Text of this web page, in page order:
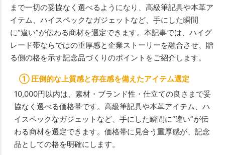
まで一切の妥協なく選べるようになり、高級筆記具や本革ア
イテム、ハイスペックなガジェットなど、手にした瞬間
に“違い”が伝わる商材を選定できます。本記事では、ハイグ
レード帯ならではの重厚感と企業ストーリーを融合させ、贈
る側の格を示す記念品づくりのポイントをご紹介します。
① 圧倒的な上質感と存在感を備えたアイテム選定
10,000円以内は、素材・ブランド性・仕立ての良さまで妥
協なく選べる価格帯です。高級筆記具や本革アイテム、ハ
イスペックなガジェットなど、手にした瞬間に“違い”が伝
わる商材を選定できます。価格帯に見合う重厚感が、記念
品としての格を明確にします。